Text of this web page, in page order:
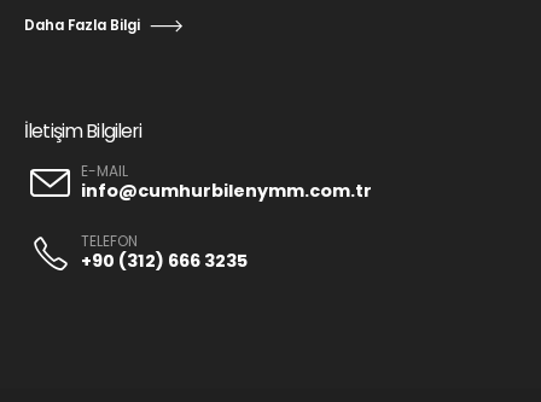
Daha Fazla Bilgi
İletişim Bilgileri
E-MAIL
info@cumhurbilenymm.com.tr
TELEFON
+90 (312) 666 3235